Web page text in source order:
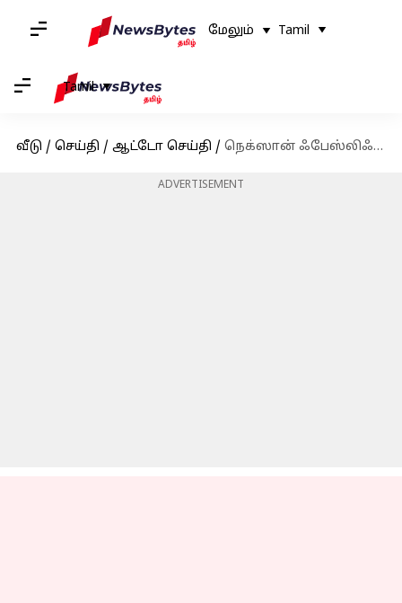
மேலும் Tamil
Tamil
வீடு / செய்தி / ஆட்டோ செய்தி / நெக்ஸான் ஃபேஸ்லிஃப்ட் மாடலை இந்தியாவில் அறிமுகப்படுத்திய டாடா
ADVERTISEMENT